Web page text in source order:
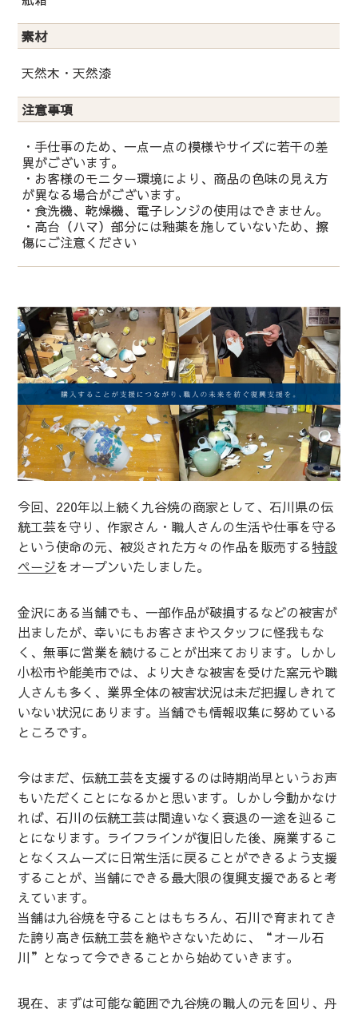
素材
天然木・天然漆
注意事項
・手仕事のため、一点一点の模様やサイズに若干の差
異がございます。
・お客様のモニター環境により、商品の色味の見え方
が異なる場合がございます。
・食洗機、乾燥機、電子レンジの使用はできません。
・高台（ハマ）部分には釉薬を施していないため、擦
傷にご注意ください
今回、220年以上続く九谷焼の商家として、石川県の伝
統工芸を守り、作家さん・職人さんの生活や仕事を守る
という使命の元、被災された方々の作品を販売する特設
ページをオープンいたしました。
金沢にある当舗でも、一部作品が破損するなどの被害が
出ましたが、幸いにもお客さまやスタッフに怪我もな
く、無事に営業を続けることが出来ております。しかし
小松市や能美市では、より大きな被害を受けた窯元や職
人さんも多く、業界全体の被害状況は未だ把握しきれて
いない状況にあります。当舗でも情報収集に努めている
ところです。
今はまだ、伝統工芸を支援するのは時期尚早というお声
もいただくことになるかと思います。しかし今動かなけ
れば、石川の伝統工芸は間違いなく衰退の一途を辿るこ
とになります。ライフラインが復旧した後、廃業するこ
となくスムーズに日常生活に戻ることができるよう支援
することが、当舗にできる最大限の復興支援であると考
えています。
当舗は九谷焼を守ることはもちろん、石川で育まれてき
た誇り高き伝統工芸を絶やさないために、“オール石
川”となって今できることから始めていきます。
現在、まずは可能な範囲で九谷焼の職人の元を回り、丹